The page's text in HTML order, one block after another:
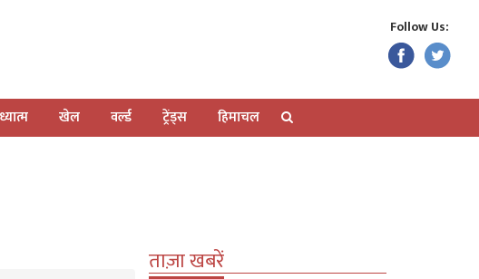
Follow Us:
खेल वर्ल्ड ट्रेंड्स हिमाचल
ताज़ा खबरें